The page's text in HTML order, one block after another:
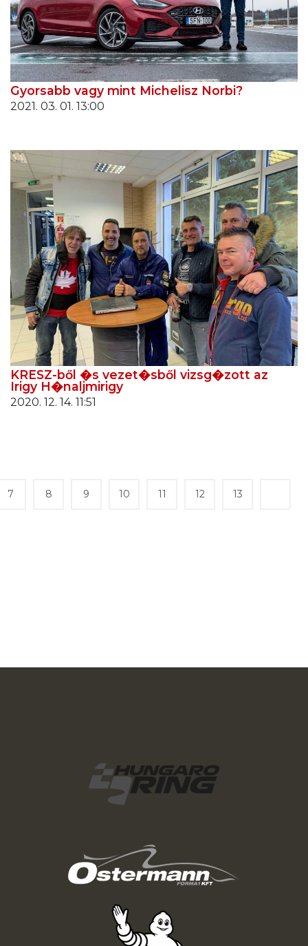
Gyorsabb vagy mint Michelisz Norbi?
2021. 03. 01. 13:00
KRESZ-ből �s vezet�sből vizsg�zott az
Irigy H�naljmirigy
2020. 12. 14. 11:51
7 8 9 10 11 12 13